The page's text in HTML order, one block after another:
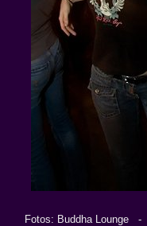
Fotos: Buddha Lounge -